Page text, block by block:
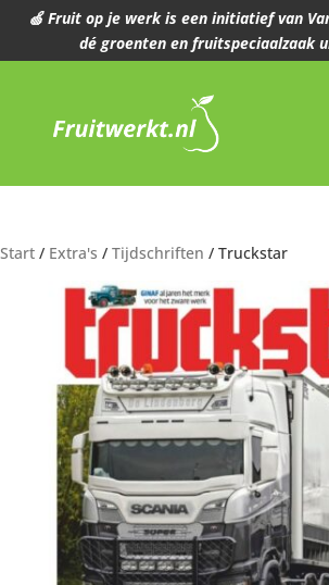
🍏 Fruit op je werk is een initiatief van
dé groenten en fruitspeciaalzaak
Start / Extra's / Tijdschriften / Truckstar